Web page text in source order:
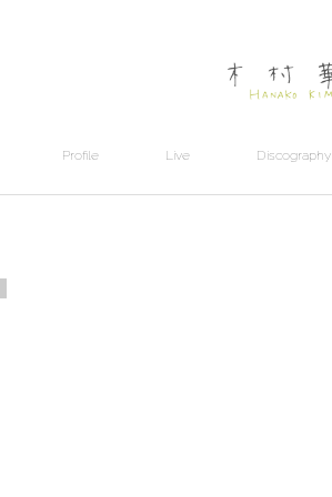
Profile Live Discography